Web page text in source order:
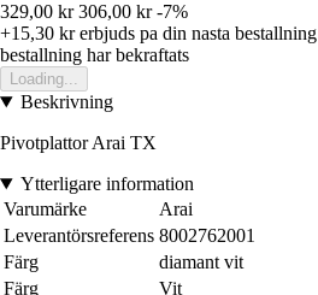
329,00 kr 306,00 kr -7%
+15,30 krerbjuds pa din nasta bestallning
bestallning har bekraftats
Loading...
Beskrivning
Pivotplattor Arai TX
Ytterligare information
Varumärke
Arai
Leverantörsreferens 8002762001
Färg
diamant vit
Färg
Vit